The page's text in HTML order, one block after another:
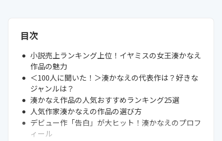
目次
小説売上ランキング上位！イヤミスの女王湊かなえ
作品の魅力
＜100人に聞いた！＞湊かなえの代表作は？好きな
ジャンルは？
湊かなえ作品の人気おすすめランキング25選
人気作家湊かなえの作品の選び方
デビュー作「告白」が大ヒット！湊かなえのプロフ
ィール